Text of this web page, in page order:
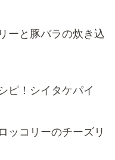
ーと豚バラの炊き込
ピ！シイタケパイ
ッコリーのチーズリ